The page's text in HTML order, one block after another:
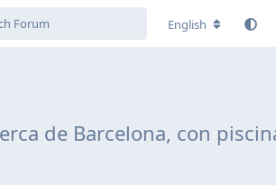
English
de Barcelona, con